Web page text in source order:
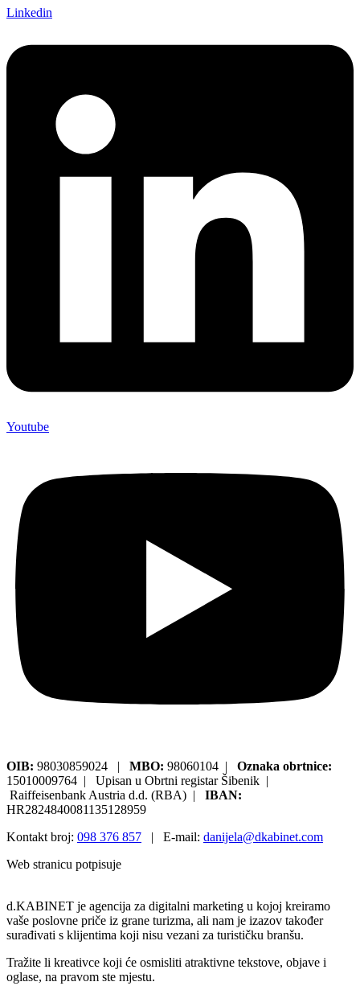
Linkedin
Youtube
OIB: 98030859024 | MBO: 98060104 | Oznaka obrtnice:
15010009764 | Upisan u Obrtni registar Šibenik |
Raiffeisenbank Austria d.d. (RBA) |
IBAN:
HR2824840081135128959
Kontakt broj: 098 376 857 | E-mail: danijela@dkabinet.com
Web stranicu potpisuje
d.KABINET je agencija za digitalni marketing u kojoj kreiramo
vaše poslovne priče iz grane turizma, ali nam je izazov također
surađivati s klijentima koji nisu vezani za turističku branšu.
Tražite li kreativce koji će osmisliti atraktivne tekstove, objave i
oglase, na pravom ste mjestu.